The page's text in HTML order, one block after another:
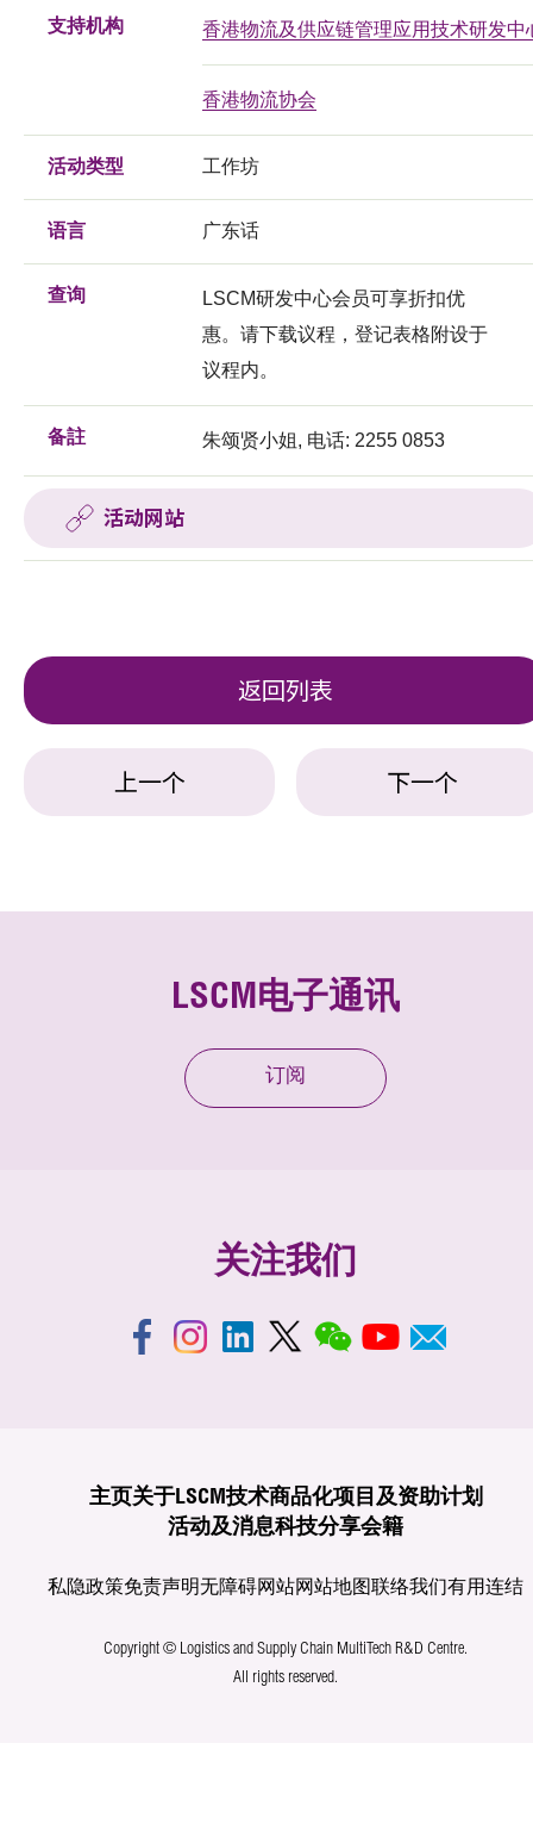
支持机构 香港物流及供应链管理应用技术研发中
香港物流协会
活动类型 工作坊
语言 广东话
查询
LSCM研发中心会员可享折扣优
惠。请下载议程，登记表格附设于
议程内。
备註 朱颂贤小姐, 电话: 2255 0853
活动网站
返回列表
上一个 下一个
LSCM电子通讯
订阅
关注我们
主页关于LSCM技术商品化项目及资助计划
活动及消息科技分享会籍
私隐政策免责声明无障碍网站网站地图联络我们有用连结
Copyright © Logistics and Supply Chain MultiTech R&D Centre.
All rights reserved.